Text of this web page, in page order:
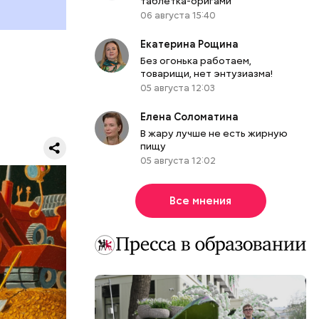
в
06 августа 15:40
Екатерина Рощина
Без огонька работаем,
товарищи, нет энтузиазма!
05 августа 12:03
Елена Соломатина
В жару лучше не есть жирную
пищу
05 августа 12:02
Все мнения